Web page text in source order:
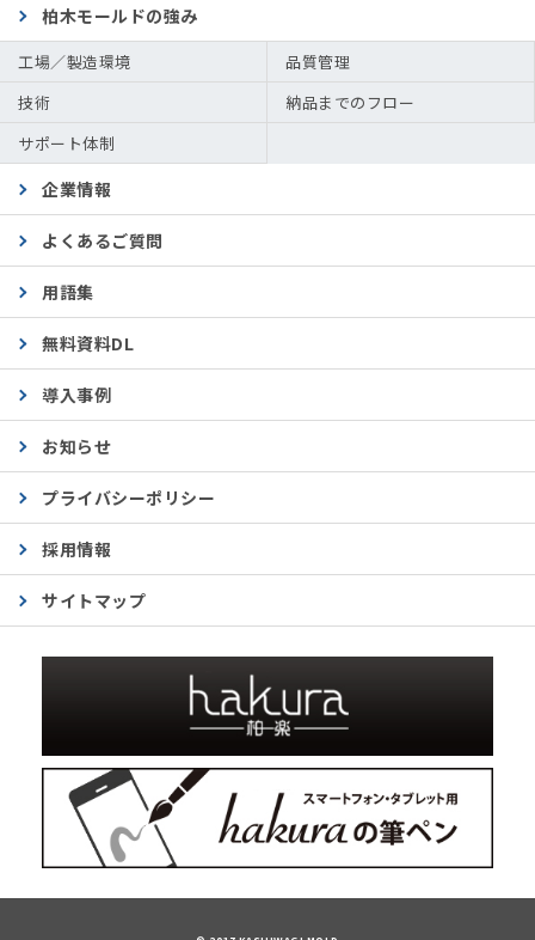
柏木モールドの強み
工場／製造環境
品質管理
技術
納品までのフロー
サポート体制
企業情報
よくあるご質問
用語集
無料資料DL
導入事例
お知らせ
プライバシーポリシー
採用情報
サイトマップ